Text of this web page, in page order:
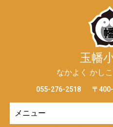
玉幡
なかよく かし
055-276-2518 〒
メニュー